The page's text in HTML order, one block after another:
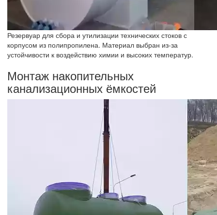
Резервуар для сбора и утилизации технических стоков с
корпусом из полипропилена. Материал выбран из-за
устойчивости к воздействию химии и высоких температур.
Монтаж накопительных
канализационных ёмкостей